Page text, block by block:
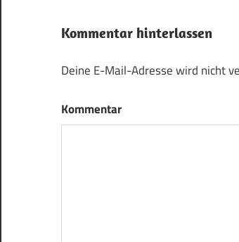
Kommentar hinterlassen
Deine E-Mail-Adresse wird nicht
Kommentar